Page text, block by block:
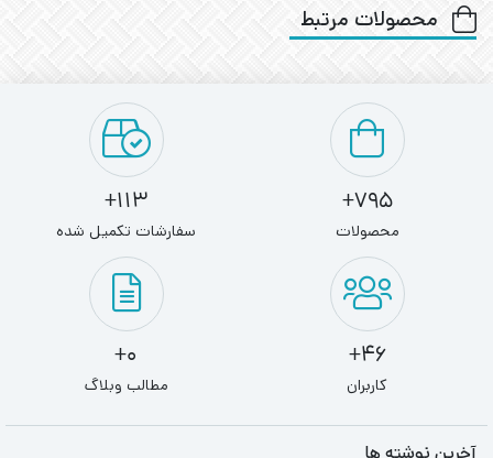
محصولات مرتبط
795+
محصولات
113+
سفارشات تکمیل شده
46+
کاربران
0+
مطالب وبلاگ
آخرین نوشته ها